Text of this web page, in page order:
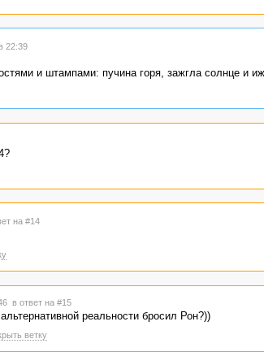
22:39
и штампами: пучина горя, зажгла солнце и
на #14
в ответ на #15
реальности бросил Рон?))
ветку